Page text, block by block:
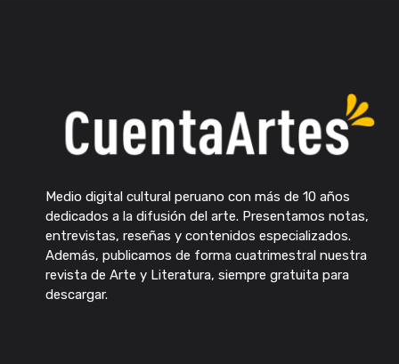
Medio digital cultural peruano con más de 10 años
dedicados a la difusión del arte. Presentamos notas,
entrevistas, reseñas y contenidos especializados.
Además, publicamos de forma cuatrimestral nuestra
revista de Arte y Literatura, siempre gratuita para
descargar.